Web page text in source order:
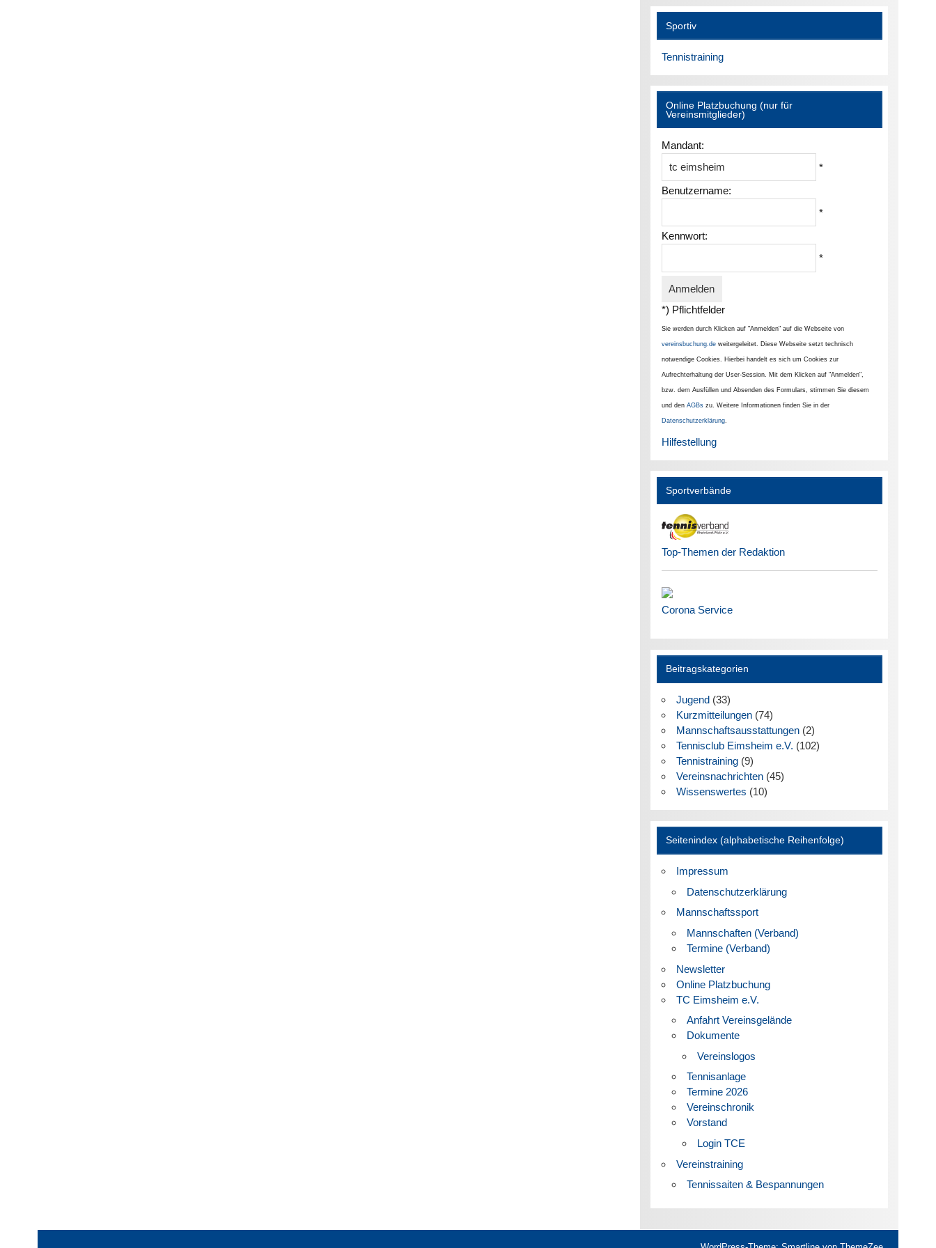
Sportiv
Tennistraining
Online Platzbuchung (nur für
Vereinsmitglieder)
Mandant:
*
Benutzername:
*
Kennwort:
*
*) Pflichtfelder
Sie werden durch Klicken auf "Anmelden" auf die Webseite von
vereinsbuchung.deweitergeleitet. Diese Webseite setzt technisch
notwendige Cookies. Hierbei handelt es sich um Cookies zur
Aufrechterhaltung der User-Session. Mit dem Klicken auf "Anmelden",
bzw. dem Ausfüllen und Absenden des Formulars, stimmen Sie diesem
und den AGBszu. Weitere Informationen finden Sie in der
Datenschutzerklärung.
Hilfestellung
Sportverbände
Top-Themen der Redaktion
Corona Service
Beitragskategorien
Jugend(33)
Kurzmitteilungen(74)
Mannschaftsausstattungen(2)
Tennisclub Eimsheim e.V. (102)
Tennistraining(9)
Vereinsnachrichten(45)
Wissenswertes (10)
Seitenindex (alphabetische Reihenfolge)
Impressum
Datenschutzerklärung
Mannschaftssport
Mannschaften (Verband)
Termine (Verband)
Newsletter
Online Platzbuchung
TC Eimsheim e.V.
Anfahrt Vereinsgelände
Dokumente
Vereinslogos
Tennisanlage
Termine 2026
Vereinschronik
Vorstand
Login TCE
Vereinstraining
Tennissaiten & Bespannungen